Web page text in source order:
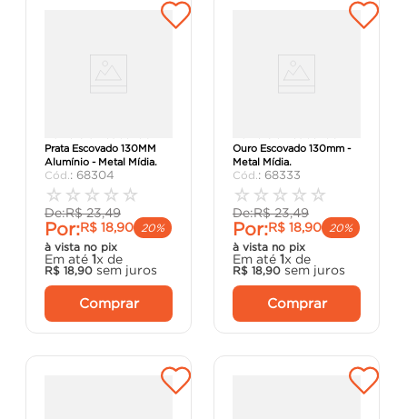
Prata Escovado 130MM
Alumínio - Metal Mídia.
: 68304
☆ ☆ ☆ ☆ ☆
De:R$ 23,49
Por:R$ 18,90
20%
à vista no pix
Em até 1x de
R$ 18,90 sem juros
Comprar
Ouro Escovado 130mm -
Metal Mídia.
: 68333
☆ ☆ ☆ ☆ ☆
De:R$ 23,49
Por:R$ 18,90
20%
à vista no pix
Em até 1x de
R$ 18,90 sem juros
Comprar